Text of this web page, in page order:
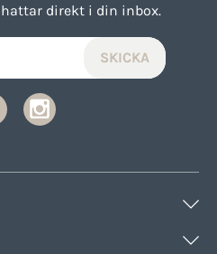
direkt i din inbox.